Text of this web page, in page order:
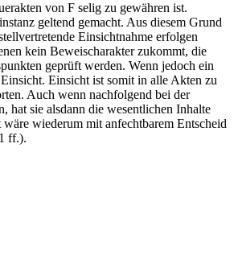
von F selig zu gewähren ist.
geltend gemacht. Aus diesem Grund
Einsichtnahme erfolgen
kein Beweischarakter zukommt, die
geprüft werden. Wenn jedoch ein
Einsicht ist somit in alle Akten zu
Auch wenn nachfolgend bei der
hat sie alsdann die wesentlichen Inhalte
wiederum mit anfechtbarem Entscheid
ff.).